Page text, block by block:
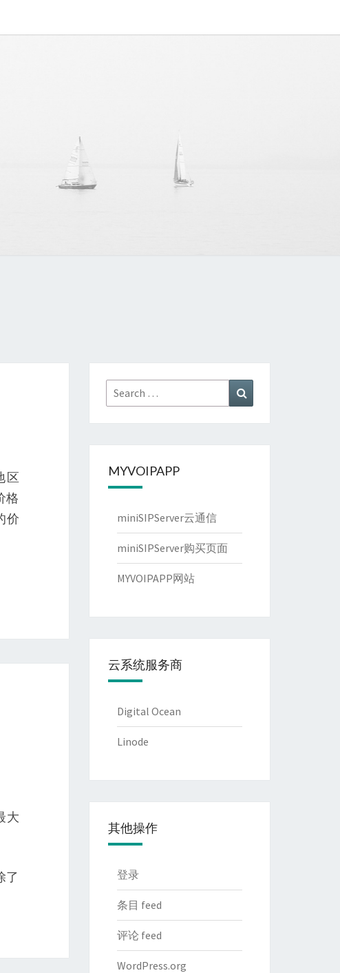
区
格
价
大
了
Search
for:
MYVOIPAPP
miniSIPServer云通信
miniSIPServer购买页面
MYVOIPAPP网站
云系统服务商
Digital Ocean
Linode
其他操作
登录
条目 feed
评论 feed
WordPress.org